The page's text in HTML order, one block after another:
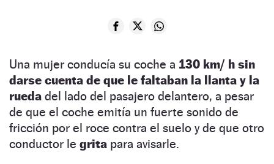
Una mujer conducía su coche a 130 km/ h sin
darse cuenta de que le faltaban la llanta y la
rueda del lado del pasajero delantero, a pesar
de que el coche emitía un fuerte sonido de
fricción por el roce contra el suelo y de que otro
conductor le grita para avisarle.